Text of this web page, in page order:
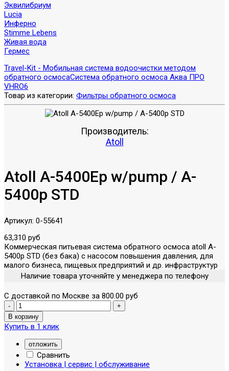
Эквилибриум
Lucia
Инферно
Stimme Lebens
Живая вода
Гермес
Travel-Kit - Мобильная система водоочистки методом
обратного осмосаСистема обратного осмоса Аква ПРО
VHRO6
Товар из категории: Фильтры обратного осмоса
Производитель:
Atoll
Atoll A-5400Ep w/pump / A-
5400p STD
Артикул: 0-55641
63,310 руб
Коммерческая питьевая система обратного осмоса atoll A-
5400p STD (без бака) с насосом повышения давления, для
малого бизнеса, пищевых предприятий и др. инфраструктур
Наличие товара уточняйте у менеджера по телефону
С доставкой по Москве за 800.00 руб
Купить в 1 клик
отложить
Сравнить
Установка | сервис | обслуживание